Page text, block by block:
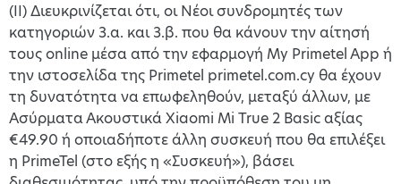
(II) Διευκρινίζεται ότι, οι Νέοι συνδρομητές των
κατηγοριών 3.α. και 3.β. που θα κάνουν την αίτησή
τους online μέσα από την εφαρμογή My Primetel App ή
την ιστοσελίδα της Primetel primetel.com.cy θα έχουν
τη δυνατότητα να επωφεληθούν, μεταξύ άλλων, με
Ασύρματα Ακουστικά Xiaomi Mi True 2 Basic αξίας
€49.90 ή οποιαδήποτε άλλη συσκευή που θα επιλέξει
η PrimeTel (στο εξής η «Συσκευή»), βάσει